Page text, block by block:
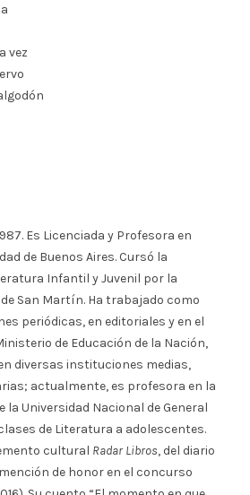
vez
Es Licenciada y Profesora en
de Buenos Aires. Cursó la
Infantil y Juvenil por la
San Martín. Ha trabajado como
periódicas, en editoriales y en el
de Educación de la Nación,
diversas instituciones medias,
actualmente, es profesora en la
la Universidad Nacional de General
de Literatura a adolescentes.
cultural Radar Libros, del diario
de honor en el concurso